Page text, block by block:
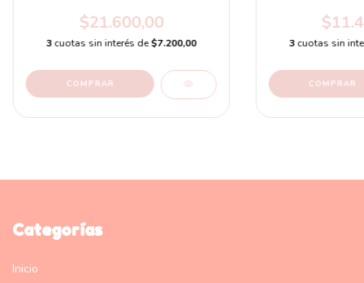
$21.600,00
3cuotas sin interés de$7.200,00 3 cuotas sin
COMPRAR
Categorías
Inicio